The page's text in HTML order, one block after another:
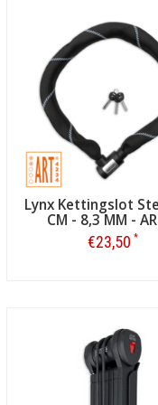
jongens en meisjes
Daarbij zijn de
ook de prijs zéér
een kleiner, goedkoper
Lynx Kettingslot
CM - 8,3 MM -
€23,50 *